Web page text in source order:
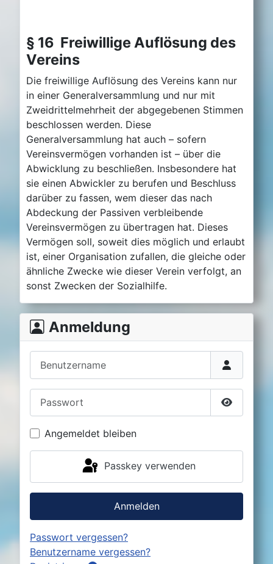
§ 16 Freiwillige Auflösung des
Vereins
Die freiwillige Auflösung des Vereins kann nur
in einer Generalversammlung und nur mit
Zweidrittelmehrheit der abgegebenen Stimmen
beschlossen werden. Diese
Generalversammlung hat auch – sofern
Vereinsvermögen vorhanden ist – über die
Abwicklung zu beschließen. Insbesondere hat
sie einen Abwickler zu berufen und Beschluss
darüber zu fassen, wem dieser das nach
Abdeckung der Passiven verbleibende
Vereinsvermögen zu übertragen hat. Dieses
Vermögen soll, soweit dies möglich und erlaubt
ist, einer Organisation zufallen, die gleiche oder
ähnliche Zwecke wie dieser Verein verfolgt, an
sonst Zwecken der Sozialhilfe.
Anmeldung
Passwort
Angemeldet bleiben
Passkey verwenden
Anmelden
Passwort vergessen?
Benutzername vergessen?